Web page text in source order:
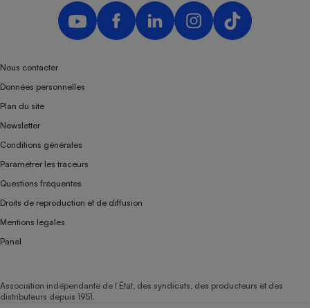
Nous contacter
Données personnelles
Plan du site
Newsletter
Conditions générales
Paramétrer les traceurs
Questions fréquentes
Droits de reproduction et de diffusion
Mentions légales
Panel
Association indépendante de l’État, des syndicats, des producteurs et des
distributeurs depuis 1951.